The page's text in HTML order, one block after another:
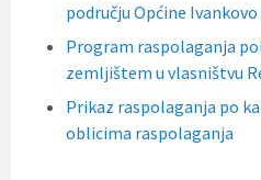
području Općine Ivankovo
Program raspolaganja
zemljištem u vlasništvu
Prikaz raspolaganja po
oblicima raspolaganja